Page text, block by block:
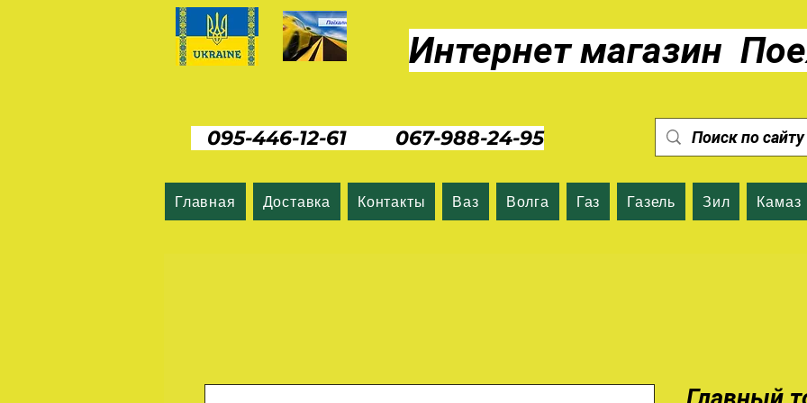
Интернет магазин
095-446-12-61 067-988-24-95
Главная Доставка Контакты Ваз Волга Газ Газель Зил Камаз